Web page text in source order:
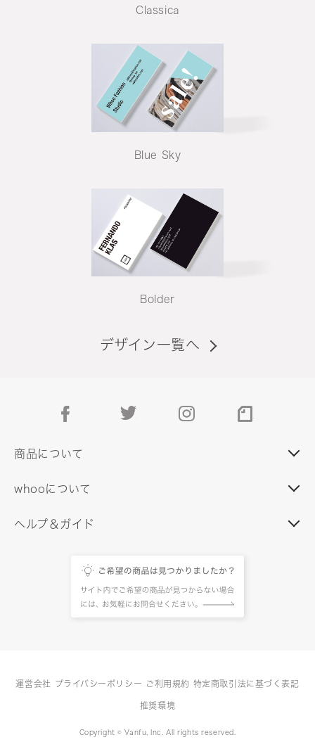
Classica
Blue Sky
Bolder
デザイン一覧へ
facebook instagram
商品について
whooについて
ヘルプ＆ガイド
運営会社 プライバシーポリシー ご利用規約 特定商取引法に基づく表記
推奨環境
Copyright © Vanfu, Inc. All rights reserved.